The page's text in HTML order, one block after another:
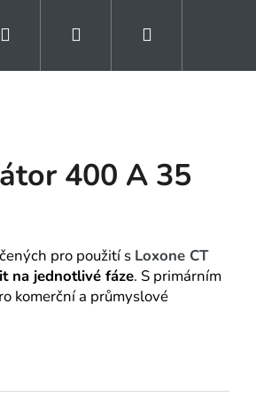
Naše reference
Přihlášení
400 A 35
pro použití s Loxone CT
na jednotlivé fáze. S primárním
komerční a průmyslové